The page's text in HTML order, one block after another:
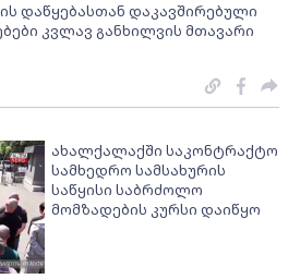
დაწყებასთან დაკავშირებული
კვლავ განხილვის მთავარი
ახალქალაქში საკონტრაქტო
სამხედრო სამსახურის
საწყისი საბრძოლო
მომზადების კურსი დაიწყო